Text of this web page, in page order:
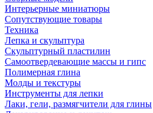
Интерьерные миниатюры
Сопутствующие товары
Техника
Лепка и скульптура
Скульптурный пластилин
Самоотвердевающие массы и гипс
Полимерная глина
Молды и текстуры
Инструменты для лепки
Лаки, гели, размягчители для глины